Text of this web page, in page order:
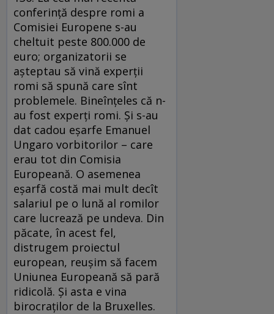
conferinţă despre romi a
Comisiei Europene s-au
cheltuit peste 800.000 de
euro; organizatorii se
aşteptau să vină experţii
romi să spună care sînt
problemele. Bineînţeles că n-
au fost experţi romi. Şi s-au
dat cadou eşarfe Emanuel
Ungaro vorbitorilor – care
erau tot din Comisia
Europeană. O asemenea
eşarfă costă mai mult decît
salariul pe o lună al romilor
care lucrează pe undeva. Din
păcate, în acest fel,
distrugem proiectul
european, reuşim să facem
Uniunea Europeană să pară
ridicolă. Şi asta e vina
birocraţilor de la Bruxelles.